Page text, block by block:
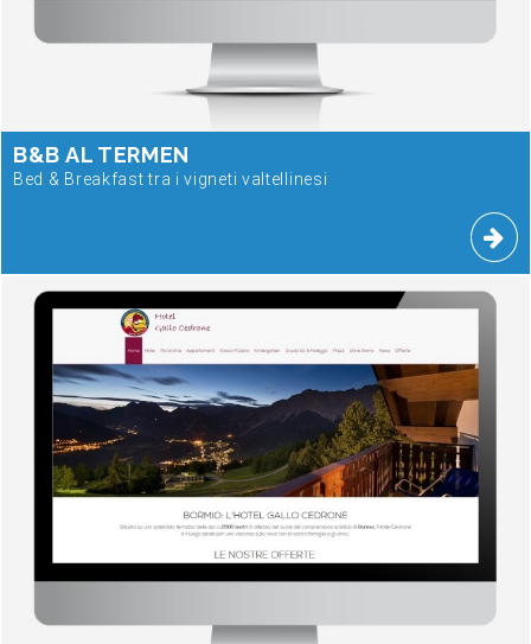
B&B AL TERMEN
Bed & Breakfast tra i vigneti valtellinesi